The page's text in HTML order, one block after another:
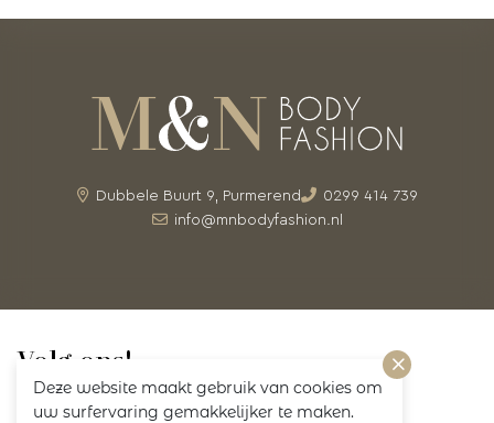
Deze website maakt gebruik van cookies om
uw surfervaring gemakkelijker te maken.
Dubbele Buurt 9, Purmerend
0299 414 739
info@mnbodyfashion.nl
Volg ons!